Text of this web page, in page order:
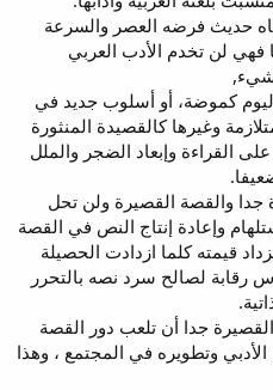
حديث فرضه العصر والسرعة
فهي لن تخدم الأدب العربي
شيء,
كموضة، أو أسلوب جديد في
وغيرها كالقصيدة المنثورة
القراءة وإبعاد الضجر والملل
جدا والقصة القصيرة ولن تحل
وإعادة إنتاج النص في القصة
قيمته كلما ازدادت الحصيلة
رقابة لصالح سرد نصه بالتحرر
جدا أن تلعب دور القصة
وتطويره في المجتمع ، وهذا